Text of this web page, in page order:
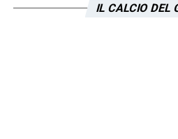
esperto in promesse
IL CALCIO DEL